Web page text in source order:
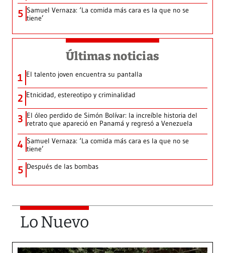
5 Samuel Vernaza: ‘La comida más cara es la que no se
tiene’
Últimas noticias
1 El talento joven encuentra su pantalla​
2 Etnicidad, estereotipo y criminalidad
3 El óleo perdido de Simón Bolívar: la increíble historia del
retrato que apareció en Panamá y regresó a Venezuela
4 Samuel Vernaza: ‘La comida más cara es la que no se
tiene’
5 Después de las bombas
Lo Nuevo